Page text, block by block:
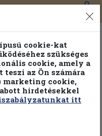
0
cookie-kat
szükséges
cookie, amely a
az Ön számára
marketing cookie,
hirdetésekkel
itt